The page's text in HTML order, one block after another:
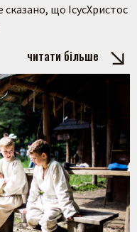
сказано, що ІсусХристос
читати більше